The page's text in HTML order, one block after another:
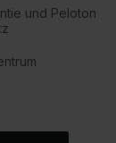
und Peloton